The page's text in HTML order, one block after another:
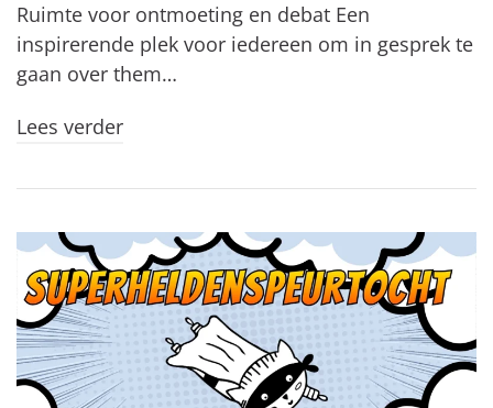
Ruimte voor ontmoeting en debat Een
inspirerende plek voor iedereen om in gesprek te
gaan over them…
Lees verder